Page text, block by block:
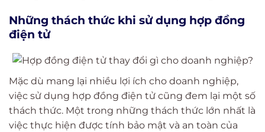
Những thách thức khi sử dụng hợp đồng
điện tử
Mặc dù mang lại nhiều lợi ích cho doanh nghiệp,
việc sử dụng hợp đồng điện tử cũng đem lại một số
thách thức. Một trong những thách thức lớn nhất là
việc thực hiện được tính bảo mật và an toàn của